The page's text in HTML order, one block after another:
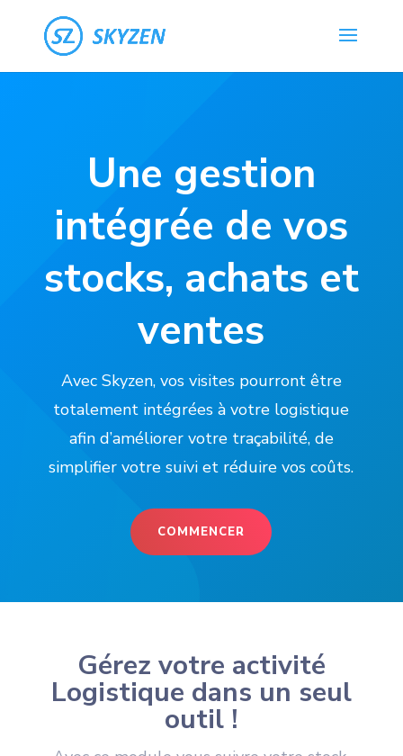
Une gestion
intégrée de vos
stocks, achats et
ventes
Avec Skyzen, vos visites pourront être
totalement intégrées à votre logistique
afin d’améliorer votre traçabilité, de
simplifier votre suivi et réduire vos coûts.
COMMENCER
Gérez votre activité
Logistique dans un seul
outil !